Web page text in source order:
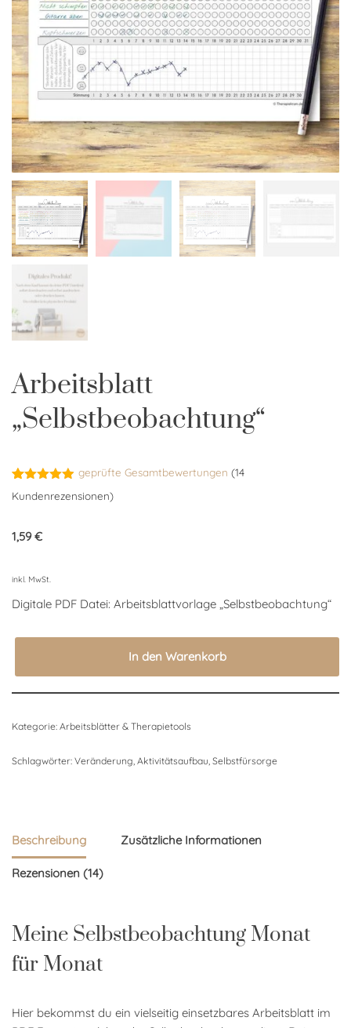
Arbeitsblatt
„Selbstbeobachtung“
Bewertet
mit4.86
auf
14
geprüfte Gesamtbewertungen (14
Kundenrezensionen)
1,59€
inkl. MwSt.
Digitale PDF Datei: Arbeitsblattvorlage „Selbstbeobachtung“
In den Warenkorb
Kategorie: Arbeitsblätter & Therapietools
Schlagwörter: Veränderung Aktivitätsaufbau Selbstfürsorge
Beschreibung Zusätzliche Informationen
Rezensionen (14)
Meine Selbstbeobachtung Monat
für Monat
Hier bekommst du ein vielseitig einsetzbares Arbeitsblatt im